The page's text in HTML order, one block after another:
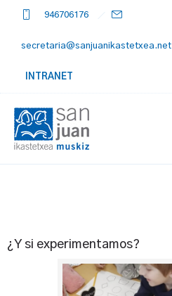
946706176
secretaria@sanjuanikastetxea.net
INTRANET
¿Y si experimentamos?